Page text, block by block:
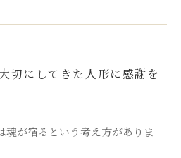
切にしてきた人形に感謝を
魂が宿るという考え方がありま